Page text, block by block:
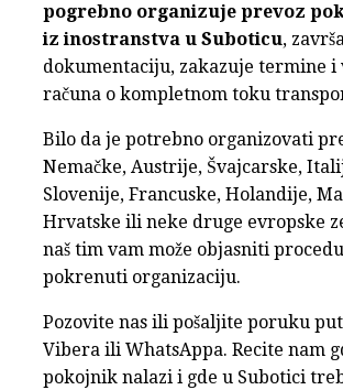
pogrebno organizuje prevoz
iz inostranstva u Suboticu,
dokumentaciju, zakazuje termine i
računa o kompletnom toku
Bilo da je potrebno organizovati
Nemačke, Austrije, Švajcarske,
Slovenije, Francuske, Holandije,
Hrvatske ili neke druge evropske
naš tim vam može objasniti
pokrenuti organizaciju.
Pozovite nas ili pošaljite poruku
Vibera ili WhatsAppa. Recite nam
pokojnik nalazi i gde u Subotici